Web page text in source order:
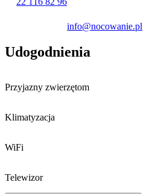
Obiekt jest przyjazny zwierzętom –
angielskim oraz rosyjskim.
info@nocowanie.pl
Udogodnienia
Przyjazny zwierzętom
Klimatyzacja
WiFi
Telewizor